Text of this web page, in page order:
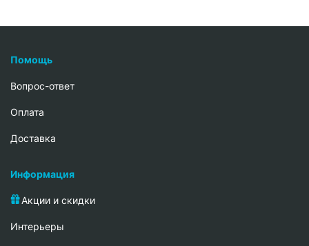
Помощь
Вопрос-ответ
Oплата
Доставка
Информация
Акции и скидки
Интерьеры